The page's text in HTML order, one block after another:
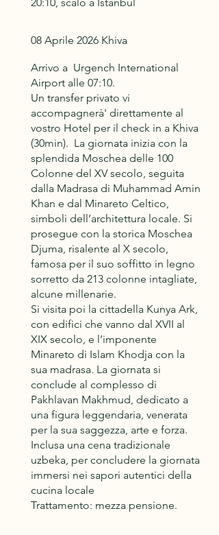
08 Aprile 2026 Khiva
Arrivo a Urgench International
Airport alle 07:10.
Un transfer privato vi
accompagnerà' direttamente al
vostro Hotel per il check in a Khiva
(30min). La giornata inizia con la
splendida Moschea delle 100
Colonne del XV secolo, seguita
dalla Madrasa di Muhammad Amin
Khan e dal Minareto Celtico,
simboli dell’architettura locale. Si
prosegue con la storica Moschea
Djuma, risalente al X secolo,
famosa per il suo soffitto in legno
sorretto da 213 colonne intagliate,
alcune millenarie.
Si visita poi la cittadella Kunya Ark,
con edifici che vanno dal XVII al
XIX secolo, e l’imponente
Minareto di Islam Khodja con la
sua madrasa. La giornata si
conclude al complesso di
Pakhlavan Makhmud, dedicato a
una figura leggendaria, venerata
per la sua saggezza, arte e forza.
Inclusa una cena tradizionale
uzbeka, per concludere la giornata
immersi nei sapori autentici della
cucina locale
Trattamento: mezza pensione.